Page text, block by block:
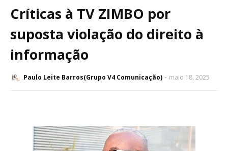
Críticas à TV ZIMBO por
suposta violação do direito à
informação
Paulo Leite Barros(Grupo V4 Comunicação) maio 18, 2025